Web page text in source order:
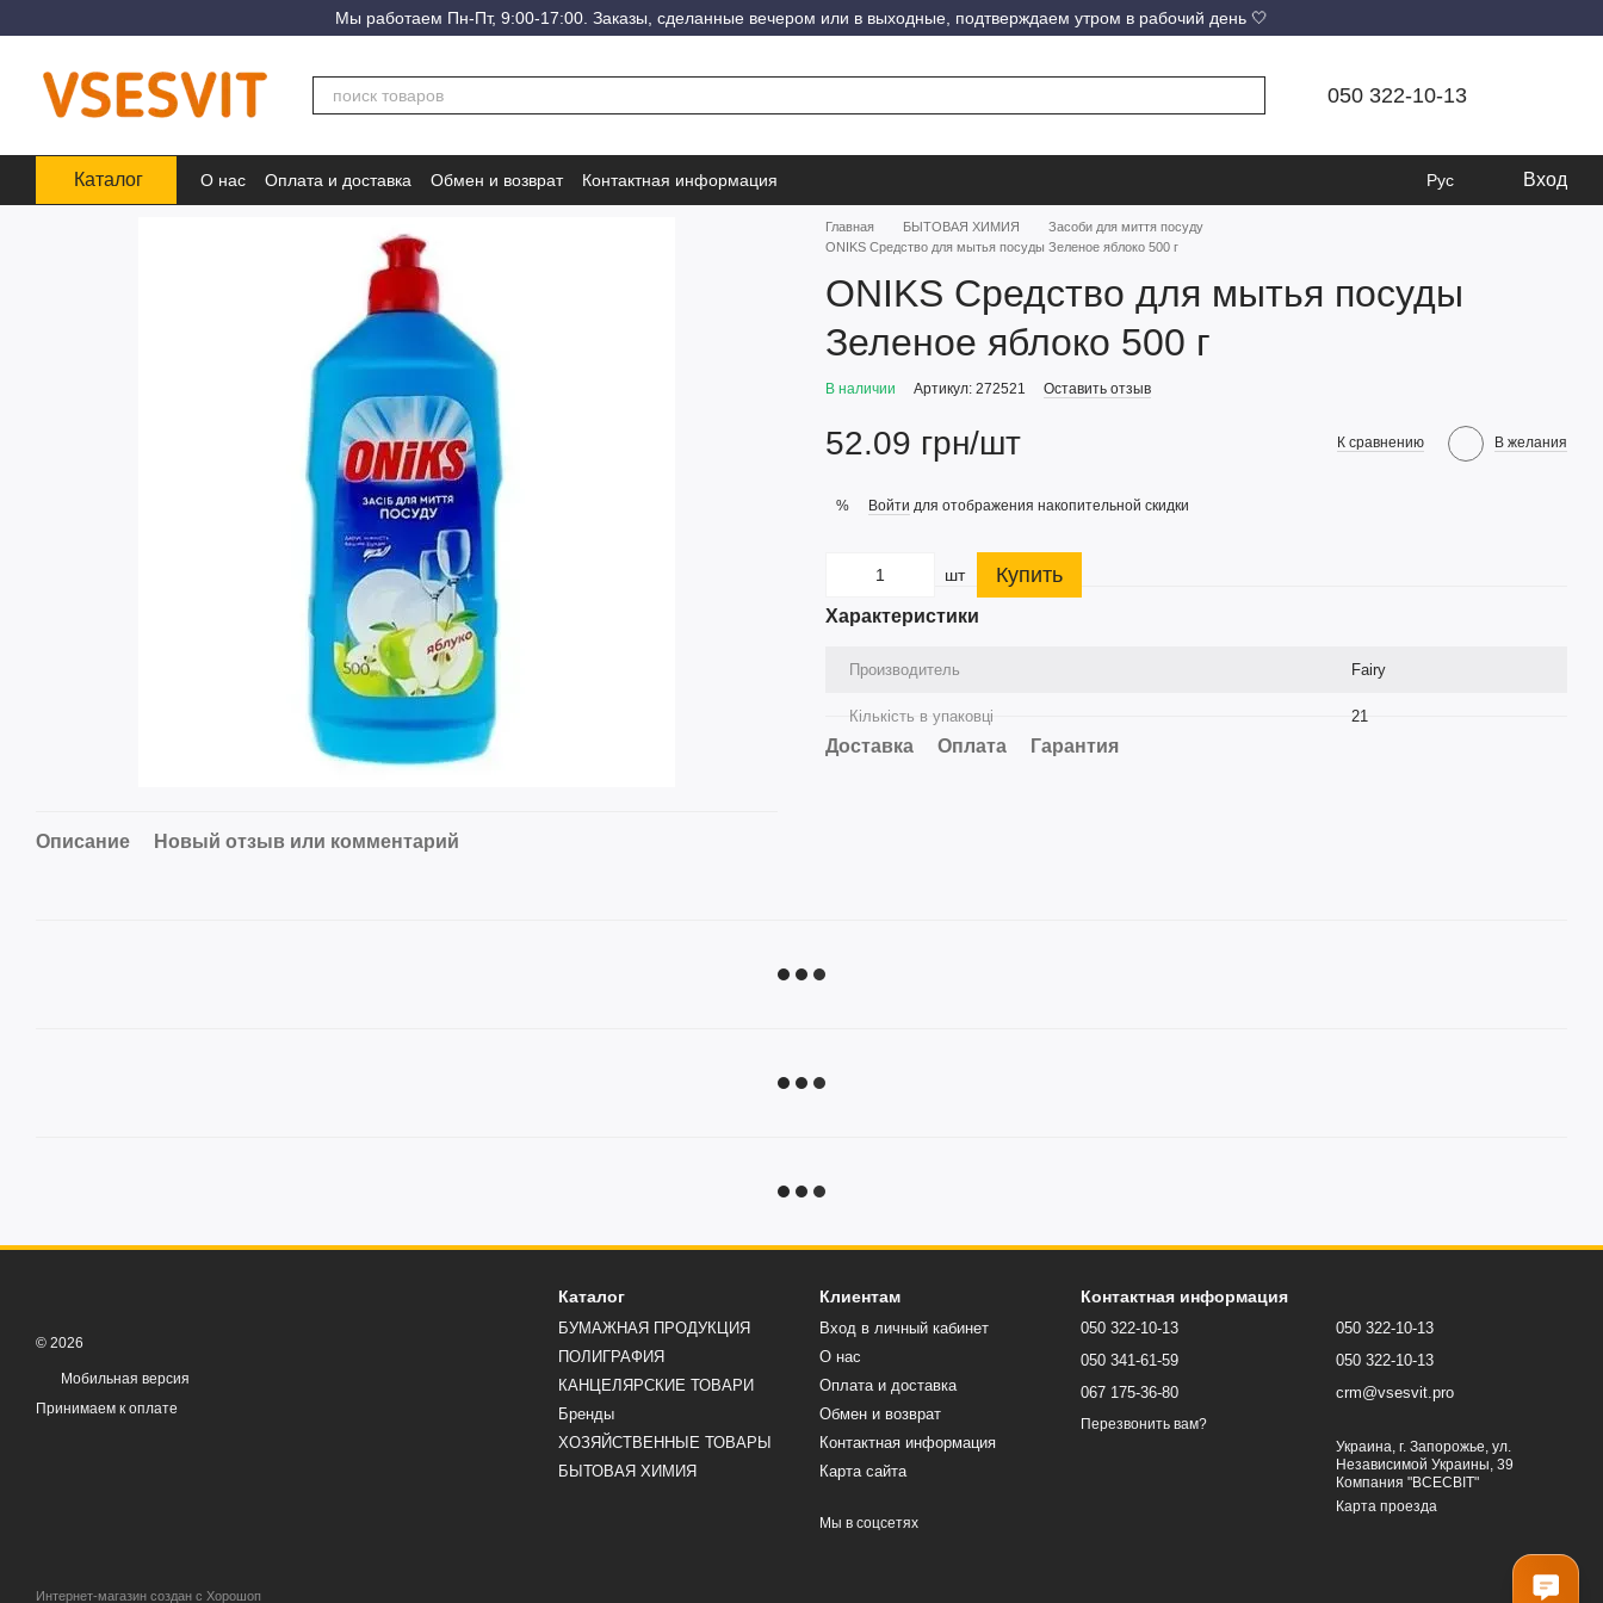
Мы работаем Пн-Пт, 9:00-17:00. Заказы, сделанные вечером или в выходные, подтверждаем утром в рабочий день 🤍
050 322-10-13
Каталог О нас Оплата и доставка Обмен и возврат Контактная информация Рус Вход
Описание Новый отзыв или комментарий
Главная БЫТОВАЯ ХИМИЯ
Засоби для миття посуду
ONIKS Средство для мытья посуды Зеленое яблоко 500 г
ONIKS Средство для мытья посуды
Зеленое яблоко 500 г
В наличии Артикул: 272521 Оставить отзыв
52.09 грн/шт К сравнению В желания
% Войти для отображения накопительной скидки
шт Купить
Характеристики
Производитель Fairy
Кількість в упаковці 21
Доставка Оплата Гарантия
© 2026
Мобильная версия
Принимаем к оплате
Интернет-магазин создан с Хорошоп
Каталог
БУМАЖНАЯ ПРОДУКЦИЯ
ПОЛИГРАФИЯ
КАНЦЕЛЯРСКИЕ ТОВАРИ
Бренды
ХОЗЯЙСТВЕННЫЕ ТОВАРЫ
БЫТОВАЯ ХИМИЯ
Клиентам
Вход в личный кабинет
О нас
Оплата и доставка
Обмен и возврат
Контактная информация
Карта сайта
Мы в соцсетях
Контактная информация
050 322-10-13
050 341-61-59
067 175-36-80
Перезвонить вам?
050 322-10-13
050 322-10-13
crm@vsesvit.pro
Украина, г. Запорожье, ул.
Независимой Украины, 39
Компания "ВСЕСВІТ"
Карта проезда